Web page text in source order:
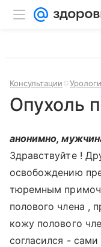
Консультации
Опухоль
анонимно,
Здравствуйте !
освобождению
тюремным
полового члена ,
кожу полового
согласился -